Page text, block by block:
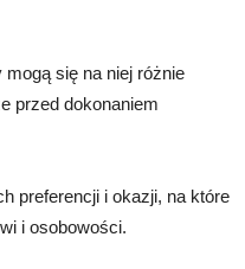
się na niej różnie
przed dokonaniem
preferencji i okazji, na które
i osobowości.